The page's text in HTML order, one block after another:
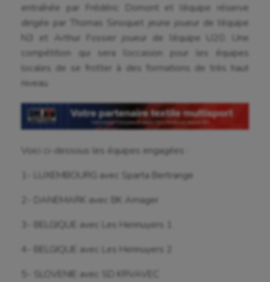
Balle à la main
Baseball
Boules lyonnaises
Canoë-kayak
Cerf Volant
Cheerleading
Course à pied
Crossfit
Cyclisme
Danse
entraînée par Frédéric Domont et l’équipe réserve
dirigée par Thomas Sinoquet jeune joueur de l’équipe
N3 et
Arthur Fossier joueur de l’équipe U20. Une
compétition qui sera l’occasion pour les équipes
locales de se frotter à des formations de très haut
niveau.
Voici ci-dessous les équipes engagées :
1- LUXEMBOURG avec Sparta Bertrange
2- DANEMARK avec BK Amager
3- BELGIQUE avec Les Hennuyers 1
4- BELGIQUE avec Les Hennuyers 2
5- SLOVENIE avec SD KRVAVEC